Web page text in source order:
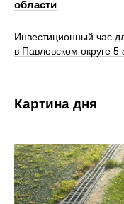
области
Инвестиционный час
в Павловском округе 5
Картина дня